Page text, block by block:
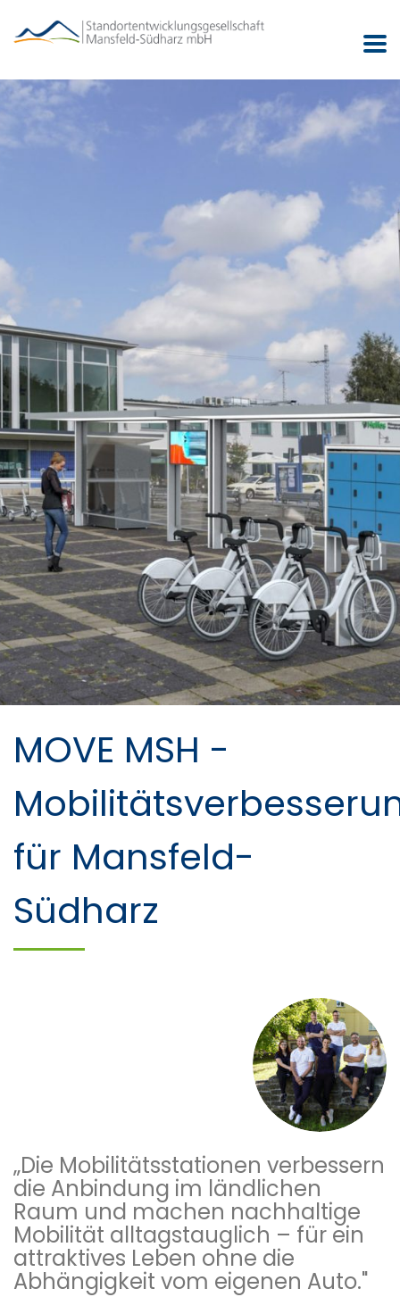
MOVE MSH -
für Mansfeld-
Südharz
„Die Mobilitätsstationen verbessern
die Anbindung im ländlichen
Raum und machen nachhaltige
Mobilität alltagstauglich – für ein
attraktives Leben ohne die
Abhängigkeit vom eigenen Auto."